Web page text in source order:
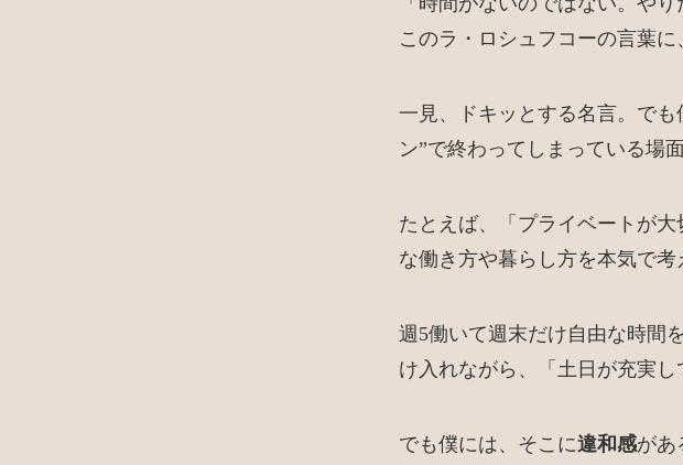
このラ・ロシュフコーの言葉
一見、ドキッとする名言。で
ン”で終わってしまっている場
たとえば、「プライベートが
な働き方や暮らし方を本気で考
週5働いて週末だけ自由な時間
け入れながら、「土日が充実し
でも僕には、そこに違和感があ